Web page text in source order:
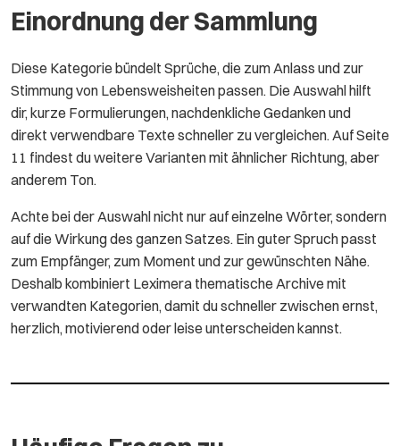
Einordnung der Sammlung
Diese Kategorie bündelt Sprüche, die zum Anlass und zur
Stimmung von Lebensweisheiten passen. Die Auswahl hilft
dir, kurze Formulierungen, nachdenkliche Gedanken und
direkt verwendbare Texte schneller zu vergleichen. Auf Seite
11 findest du weitere Varianten mit ähnlicher Richtung, aber
anderem Ton.
Achte bei der Auswahl nicht nur auf einzelne Wörter, sondern
auf die Wirkung des ganzen Satzes. Ein guter Spruch passt
zum Empfänger, zum Moment und zur gewünschten Nähe.
Deshalb kombiniert Leximera thematische Archive mit
verwandten Kategorien, damit du schneller zwischen ernst,
herzlich, motivierend oder leise unterscheiden kannst.